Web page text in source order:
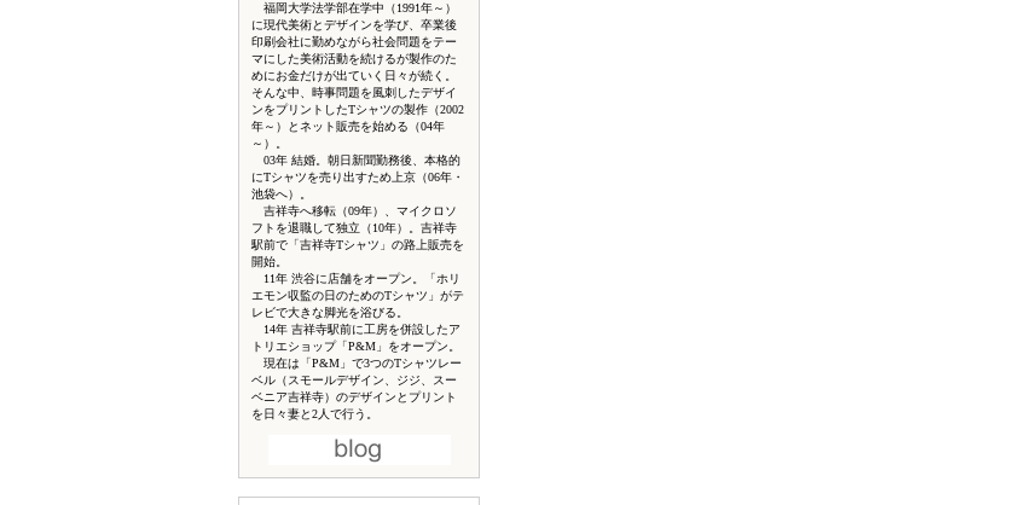
福岡大学法学部在学中（1991年～）
に現代美術とデザインを学び、卒業後
印刷会社に勤めながら社会問題をテー
マにした美術活動を続けるが製作のた
めにお金だけが出ていく日々が続く。
そんな中、時事問題を風刺したデザイ
ンをプリントしたTシャツの製作（2002
年～）とネット販売を始める（04年
～）。
03年 結婚。朝日新聞勤務後、本格的
にTシャツを売り出すため上京（06年・
池袋へ）。
吉祥寺へ移転（09年）、マイクロソ
フトを退職して独立（10年）。吉祥寺
駅前で「吉祥寺Tシャツ」の路上販売を
開始。
11年 渋谷に店舗をオープン。「ホリ
エモン収監の日のためのTシャツ」がテ
レビで大きな脚光を浴びる。
14年 吉祥寺駅前に工房を併設したア
トリエショップ「P&M」をオープン。
現在は「P&M」で3つのTシャツレー
ベル（スモールデザイン、ジジ、スー
ベニア吉祥寺）のデザインとプリント
を日々妻と2人で行う。